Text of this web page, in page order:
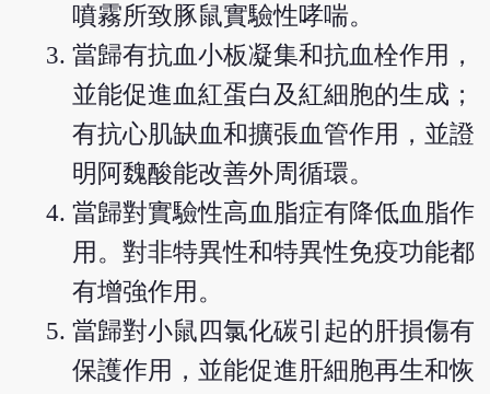
噴霧所致豚鼠實驗性哮喘。
當歸有抗血小板凝集和抗血栓作用，
並能促進血紅蛋白及紅細胞的生成；
有抗心肌缺血和擴張血管作用，並證
明阿魏酸能改善外周循環。
當歸對實驗性高血脂症有降低血脂作
用。對非特異性和特異性免疫功能都
有增強作用。
當歸對小鼠四氯化碳引起的肝損傷有
保護作用，並能促進肝細胞再生和恢